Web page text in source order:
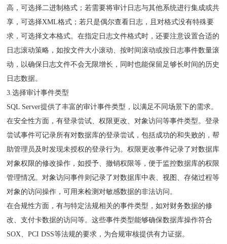
高，可选择二进制格式；若需要将审计日志与其他系统进行集成或共
享，可选择XML格式；若只是偶尔查看日志，且对格式没有特殊要
求，可选择文本格式。在指定日志文件格式时，还要注意设置合适的
日志滚动策略，如按文件大小滚动、按时间滚动或按日志事件数量滚
动，以确保日志文件不会无限增长，同时也能保留足够长时间的历史
日志数据。
3.选择审计事件类型
SQL Server提供了丰富的审计事件类型，以满足不同场景下的需求。
在安全性方面，有登录尝试、权限更改、对象访问等事件类型。登录
尝试事件可记录所有对数据库的登录尝试，包括成功的和失败的，帮
助管理员及时发现未授权的登录行为。权限更改事件记录了对数据库
对象权限的修改操作，如授予、撤销权限等，便于监控数据库的权限
管理情况。对象访问事件则记录了对数据库中表、视图、存储过程等
对象的访问操作，可用来检测对敏感数据的非法访问。
在合规性方面，有与特定法规相关的事件类型，如对财务数据的修
改、支付卡数据的访问等。这些事件类型能够确保数据库操作符合
SOX、PCI DSS等法规的要求，为合规审核提供有力证据。